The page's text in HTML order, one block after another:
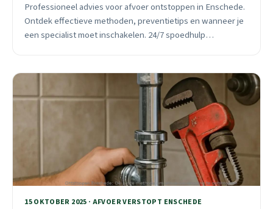
Professioneel advies voor afvoer ontstoppen in Enschede.
Ontdek effectieve methoden, preventietips en wanneer je
een specialist moet inschakelen. 24/7 spoedhulp
15 OKTOBER 2025 · AFVOER VERSTOPT ENSCHEDE